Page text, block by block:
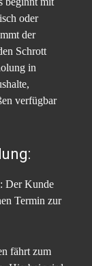
oder
der
Schrott
in
verfügbar
Der Kunde
Termin zur
fährt zum